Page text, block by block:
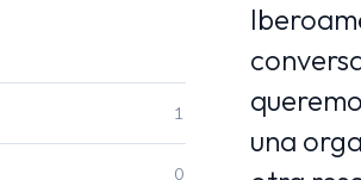
1
0
una